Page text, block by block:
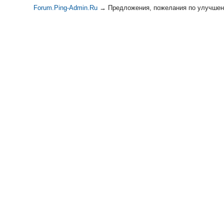
Forum.Ping-Admin.Ru → Предложения, пожелания по